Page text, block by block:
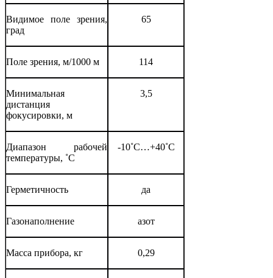
Видимое поле зрения,
град
65
Поле зрения, м/1000 м 114
Минимальная
дистанция
фокусировки, м
3,5
Диапазон рабочей
температуры, ˚С
-10˚С…+40˚С
Герметичность да
Газонаполнение азот
Масса прибора, кг 0,29